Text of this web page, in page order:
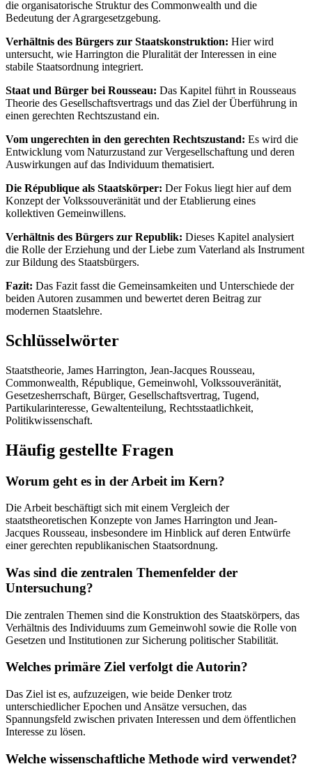
die organisatorische Struktur des Commonwealth und die
Bedeutung der Agrargesetzgebung.
Verhältnis des Bürgers zur Staatskonstruktion: Hier wird
untersucht, wie Harrington die Pluralität der Interessen in eine
stabile Staatsordnung integriert.
Staat und Bürger bei Rousseau: Das Kapitel führt in Rousseaus
Theorie des Gesellschaftsvertrags und das Ziel der Überführung in
einen gerechten Rechtszustand ein.
Vom ungerechten in den gerechten Rechtszustand: Es wird die
Entwicklung vom Naturzustand zur Vergesellschaftung und deren
Auswirkungen auf das Individuum thematisiert.
Die République als Staatskörper: Der Fokus liegt hier auf dem
Konzept der Volkssouveränität und der Etablierung eines
kollektiven Gemeinwillens.
Verhältnis des Bürgers zur Republik: Dieses Kapitel analysiert
die Rolle der Erziehung und der Liebe zum Vaterland als Instrument
zur Bildung des Staatsbürgers.
Fazit: Das Fazit fasst die Gemeinsamkeiten und Unterschiede der
beiden Autoren zusammen und bewertet deren Beitrag zur
modernen Staatslehre.
Schlüsselwörter
Staatstheorie, James Harrington, Jean-Jacques Rousseau,
Commonwealth, République, Gemeinwohl, Volkssouveränität,
Gesetzesherrschaft, Bürger, Gesellschaftsvertrag, Tugend,
Partikularinteresse, Gewaltenteilung, Rechtsstaatlichkeit,
Politikwissenschaft.
Häufig gestellte Fragen
Worum geht es in der Arbeit im Kern?
Die Arbeit beschäftigt sich mit einem Vergleich der
staatstheoretischen Konzepte von James Harrington und Jean-
Jacques Rousseau, insbesondere im Hinblick auf deren Entwürfe
einer gerechten republikanischen Staatsordnung.
Was sind die zentralen Themenfelder der
Untersuchung?
Die zentralen Themen sind die Konstruktion des Staatskörpers, das
Verhältnis des Individuums zum Gemeinwohl sowie die Rolle von
Gesetzen und Institutionen zur Sicherung politischer Stabilität.
Welches primäre Ziel verfolgt die Autorin?
Das Ziel ist es, aufzuzeigen, wie beide Denker trotz
unterschiedlicher Epochen und Ansätze versuchen, das
Spannungsfeld zwischen privaten Interessen und dem öffentlichen
Interesse zu lösen.
Welche wissenschaftliche Methode wird verwendet?